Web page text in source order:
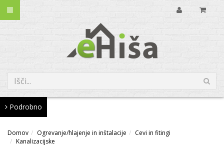
Podrobno
Domov Ogrevanje/hlajenje in inštalacije
Cevi in fitingi
Kanalizacijske